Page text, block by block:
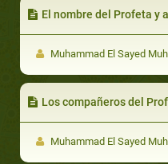
El nombre del Profeta y algunos
Muhammad El Sayed
Los compañeros del Profeta y su intenso
Muhammad El Sayed